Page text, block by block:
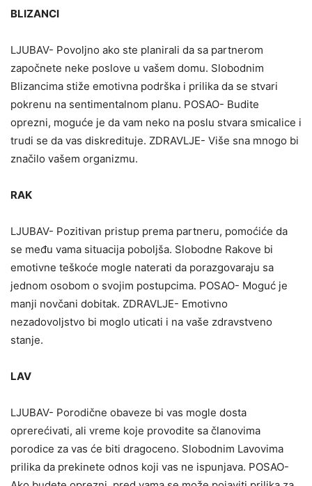
BLIZANCI
LJUBAV- Povoljno ako ste planirali da sa partnerom
započnete neke poslove u vašem domu. Slobodnim
Blizancima stiže emotivna podrška i prilika da se stvari
pokrenu na sentimentalnom planu. POSAO- Budite
oprezni, moguće je da vam neko na poslu stvara smicalice i
trudi se da vas diskredituje. ZDRAVLJE- Više sna mnogo bi
značilo vašem organizmu.
RAK
LJUBAV- Pozitivan pristup prema partneru, pomoćiće da
se među vama situacija poboljša. Slobodne Rakove bi
emotivne teškoće mogle naterati da porazgovaraju sa
jednom osobom o svojim postupcima. POSAO- Moguć je
manji novčani dobitak. ZDRAVLJE- Emotivno
nezadovoljstvo bi moglo uticati i na vaše zdravstveno
stanje.
LAV
LJUBAV- Porodične obaveze bi vas mogle dosta
oprerećivati, ali vreme koje provodite sa članovima
porodice za vas će biti dragoceno. Slobodnim Lavovima
prilika da prekinete odnos koji vas ne ispunjava. POSAO-